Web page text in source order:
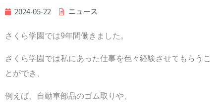
2024-05-22 ニュース
さくら学園では9年間働きました。
さくら学園では私にあった仕事を色々経験させてもらうこ
とができ、
例えば、自動車部品のゴム取りや、